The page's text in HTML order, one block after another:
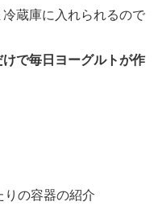
蔵庫に入れられるので
けで毎日ヨーグルトが作
の容器の紹介